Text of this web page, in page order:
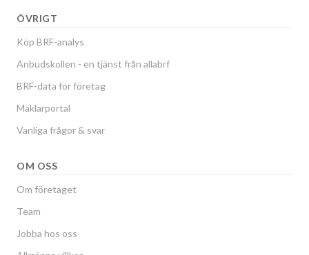
ÖVRIGT
Köp BRF-analys
Anbudskollen - en tjänst från allabrf
BRF-data för företag
Mäklarportal
Vanliga frågor & svar
OM OSS
Om företaget
Team
Jobba hos oss